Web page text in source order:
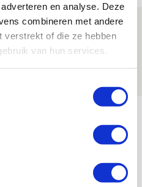
en analyse. Deze
combineren met andere
verstrekt of die ze hebben
van hun services.
werd beter nadat
meiden